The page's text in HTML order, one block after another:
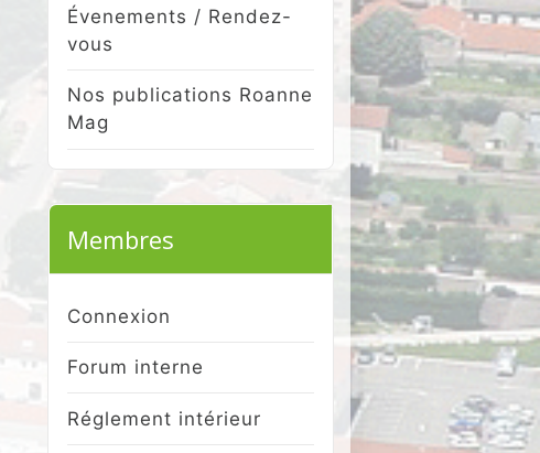
Évenements / Rendez-
vous
Nos publications Roanne
Mag
Membres
Connexion
Forum interne
Réglement intérieur